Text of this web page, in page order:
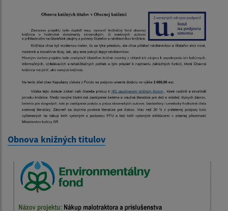
Obnova knižných titulov